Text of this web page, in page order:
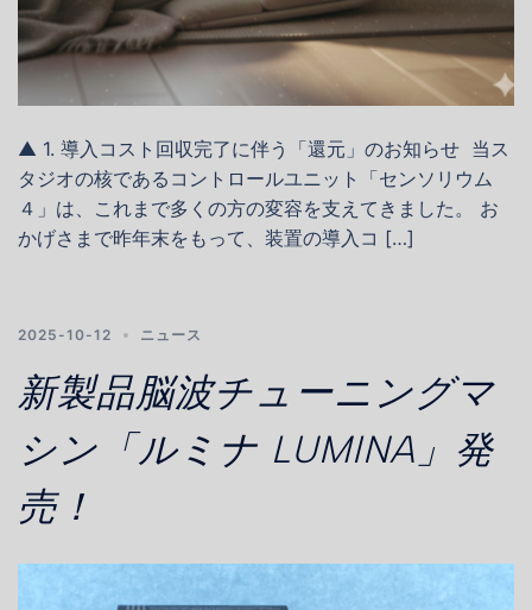
▲ 1. 導入コスト回収完了に伴う「還元」のお知らせ 当ス
タジオの核であるコントロールユニット「センソリウム
４」は、これまで多くの方の変容を支えてきました。 お
かげさまで昨年末をもって、装置の導入コ […]
2025-10-12 ニュース
新製品脳波チューニングマ
シン「ルミナ LUMINA」発
売！